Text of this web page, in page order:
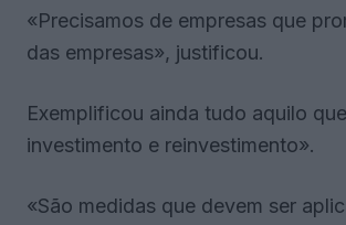
«Precisamos de empresas que
das empresas», justificou.
Exemplificou ainda tudo aquilo
investimento e reinvestimento».
«São medidas que devem ser